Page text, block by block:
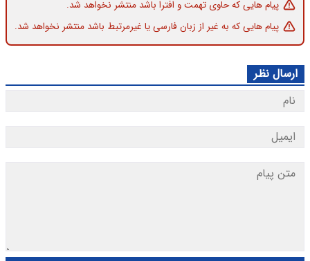
پیام هایی که حاوی تهمت و افترا باشد منتشر نخواهد شد.
پیام هایی که به غیر از زبان فارسی یا غیرمرتبط باشد منتشر نخواهد شد.
ارسال نظر